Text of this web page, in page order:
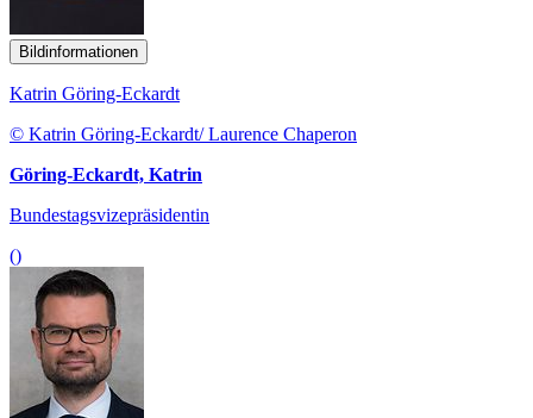
Bildinformationen
Katrin Göring-Eckardt
© Katrin Göring-Eckardt/ Laurence Chaperon
Göring-Eckardt, Katrin
Bundestagsvizepräsidentin
()